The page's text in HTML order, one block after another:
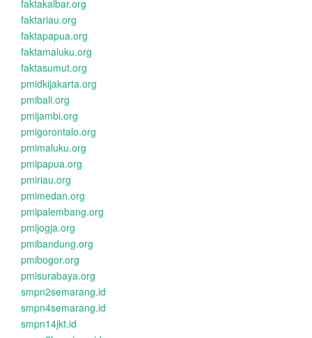
faktakalbar.org
faktariau.org
faktapapua.org
faktamaluku.org
faktasumut.org
pmidkijakarta.org
pmibali.org
pmijambi.org
pmigorontalo.org
pmimaluku.org
pmipapua.org
pmiriau.org
pmimedan.org
pmipalembang.org
pmijogja.org
pmibandung.org
pmibogor.org
pmisurabaya.org
smpn2semarang.id
smpn4semarang.id
smpn14jkt.id